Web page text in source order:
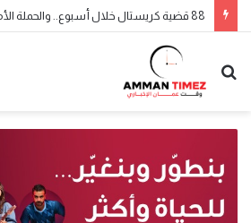
88 قضية كريستال خلال أسبوع.. والحملة الأمنية مستمرة